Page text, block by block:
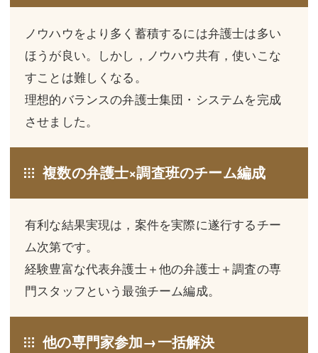
離婚（夫婦間トラブル）
企業法務
労働問題（解雇，残業等）
刑事弁護
交通事故
不動産登記
調査・書面作成
債務整理
マスコミ取材・実績
アクセス
企業法務
労働問題（解雇，残業等）
刑事弁護
交通事故
不動産登記
商業登記
債務整理
マスコミ取材・実績
アクセス
東京事務所 (新宿・四谷)
ノウハウをより多く蓄積するには弁護士は多い
ほうが良い。しかし，ノウハウ共有，使いこな
すことは難しくなる。
理想的バランスの弁護士集団・システムを完成
させました。
複数の弁護士×調査班のチーム編成
有利な結果実現は，案件を実際に遂行するチー
ム次第です。
経験豊富な代表弁護士＋他の弁護士＋調査の専
門スタッフという最強チーム編成。
他の専門家参加→一括解決